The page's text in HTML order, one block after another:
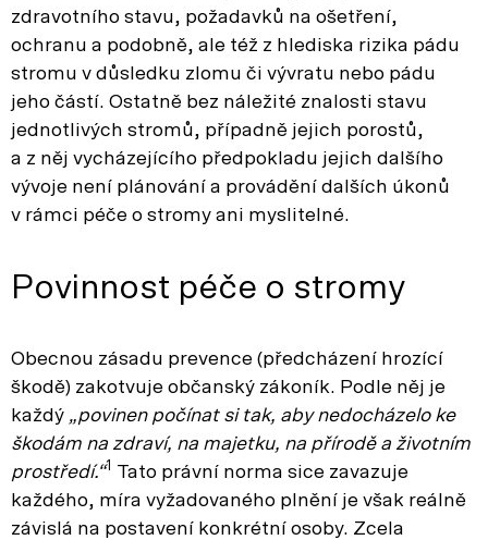
zdravotního stavu, požadavků na ošetření,
ochranu a podobně, ale též z hlediska rizika pádu
stromu v důsledku zlomu či vývratu nebo pádu
jeho částí. Ostatně bez náležité znalosti stavu
jednotlivých stromů, případně jejich porostů,
a z něj vycházejícího předpokladu jejich dalšího
vývoje není plánování a provádění dalších úkonů
v rámci péče o stromy ani myslitelné.
Povinnost péče o stromy
Obecnou zásadu prevence (předcházení hrozící
škodě) zakotvuje občanský zákoník. Podle něj je
každý „povinen počínat si tak, aby nedocházelo ke
škodám na zdraví, na majetku, na přírodě a životním
prostředí.“1 Tato právní norma sice zavazuje
každého, míra vyžadovaného plnění je však reálně
závislá na postavení konkrétní osoby. Zcela